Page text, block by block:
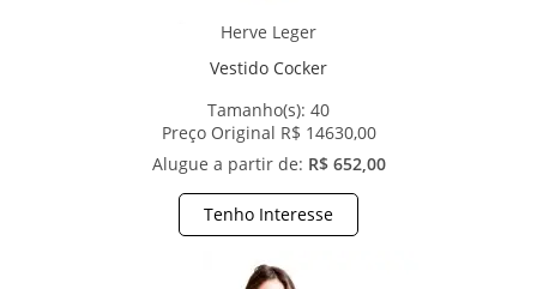
Herve Leger
Vestido Cocker
Tamanho(s): 40
Preço Original R$ 14630,00
Alugue a partir de: R$ 652,00
Tenho Interesse